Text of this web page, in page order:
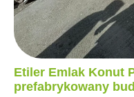
Etiler Emlak Konut
prefabrykowany